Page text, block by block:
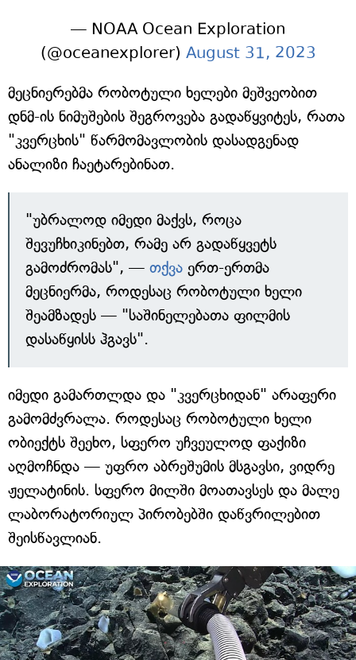
— NOAA Ocean Exploration
(@oceanexplorer) August 31, 2023
მეცნიერებმა რობოტული ხელები მეშვეობით
დნმ-ის ნიმუშების შეგროვება გადაწყვიტეს, რათა
"კვერცხის" წარმომავლობის დასადგენად
ანალიზი ჩაეტარებინათ.
"უბრალოდ იმედი მაქვს, როცა
შევუჩხიკინებთ, რამე არ გადაწყვეტს
გამოძრომას", — თქვა ერთ-ერთმა
მეცნიერმა, როდესაც რობოტული ხელი
შეამზადეს — "საშინელებათა ფილმის
დასაწყისს ჰგავს".
იმედი გამართლდა და "კვერცხიდან" არაფერი
გამომძვრალა. როდესაც რობოტული ხელი
ობიექტს შეეხო, სფერო უჩვეულოდ ფაქიზი
აღმოჩნდა — უფრო აბრეშუმის მსგავსი, ვიდრე
ჟელატინის. სფერო მილში მოათავსეს და მალე
ლაბორატორიულ პირობებში დაწვრილებით
შეისწავლიან.